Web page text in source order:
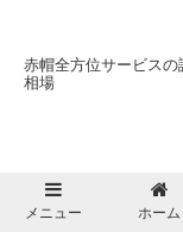
赤帽全方位サービス
相場
ホーム 兵庫県
メニュー ホーム